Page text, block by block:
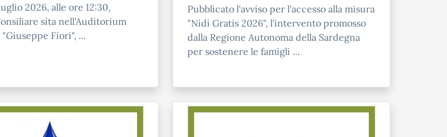
2026, alle ore 12:30,
sita nell'Auditorium
Fiori", ...
Pubblicato l'avviso per l'accesso alla misura
"Nidi Gratis 2026", l'intervento promosso
dalla Regione Autonoma della Sardegna
per sostenere le famigli ...